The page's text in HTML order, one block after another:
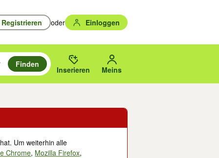
Registrieren oder Einloggen
und mit Eingabetaste auswählen.
um zu suchen, oder Vorschläge mit den Pfeiltasten nach oben/
gewählten Orts oder PLZ.
Finden
Inserieren Meins
Um weiterhin alle
Chrome, Mozilla Firefox,